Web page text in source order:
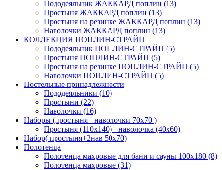
Пододеяльник ЖАККАРД поплин (13)
Простыня ЖАККАРД поплин (13)
Простыня на резинке ЖАККАРД поплин (13)
Наволочки ЖАККАРД поплин (13)
КОЛЛЕКЦИЯ ПОПЛИН-СТРАЙП
Пододеяльник ПОПЛИН-СТРАЙП (5)
Простыня ПОПЛИН-СТРАЙП (5)
Простыня на резинке ПОПЛИН-СТРАЙП (5)
Наволочки ПОПЛИН-СТРАЙП (5)
Постельные принадлежности
Пододеяльники (10)
Простыни (22)
Наволочки (16)
Наборы (простыня+ наволочки 70х70 )
Простыня (110х140) +наволочка (40х60)
Набор( простыня+2нав 50х70)
Полотенца
Полотенца махровые для бани и сауны 100х180 (8)
Полотенца махровые (31)